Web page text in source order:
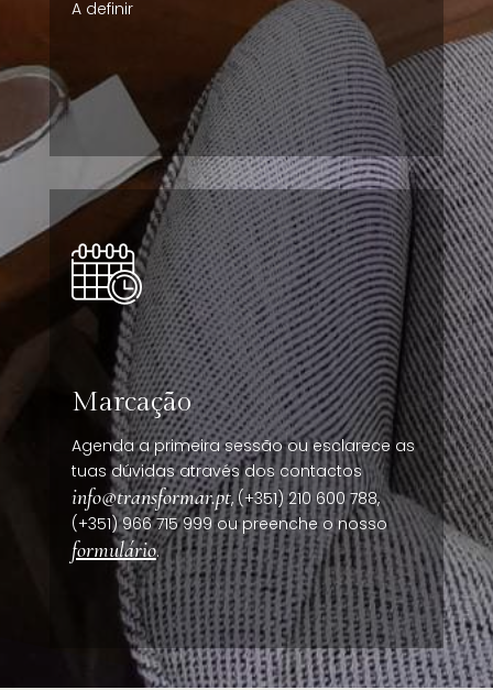
A definir
Marcação
Agenda a primeira sessão ou esclarece as
tuas dúvidas através dos contactos
info@transformar.pt, (+351) 210 600 788,
(+351) 966 715 999 ou preenche o nosso
formulário.